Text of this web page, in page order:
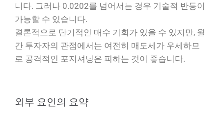
니다. 그러나 0.0202를 넘어서는 경우 기술적 반등이
가능할 수 있습니다.
결론적으로 단기적인 매수 기회가 있을 수 있지만, 월
간 투자자의 관점에서는 여전히 매도세가 우세하므
로 공격적인 포지셔닝은 피하는 것이 좋습니다.
외부 요인의 요약